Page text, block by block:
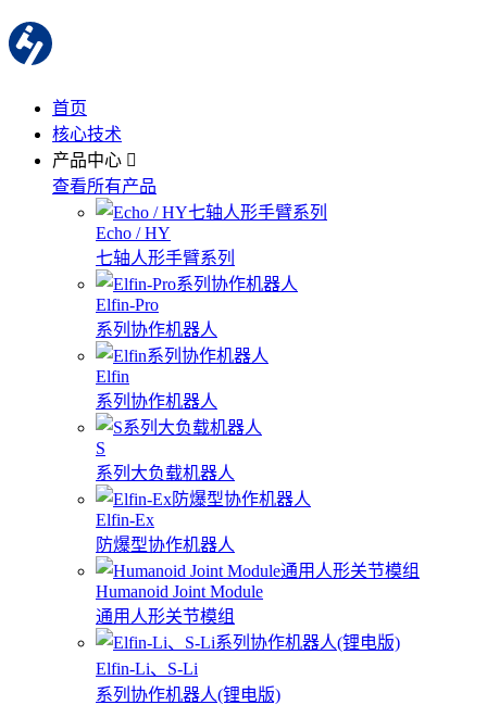
首页
核心技术
产品中心
查看所有产品
Echo / HY
七轴人形手臂系列
Elfin-Pro
系列协作机器人
Elfin
系列协作机器人
S
系列大负载机器人
Elfin-Ex
防爆型协作机器人
Humanoid Joint Module
通用人形关节模组
Elfin-Li、S-Li
系列协作机器人(锂电版)